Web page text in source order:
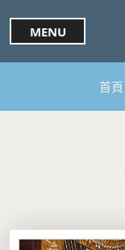
MENU
首頁